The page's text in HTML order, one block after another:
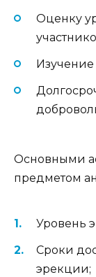
Оценку
Основными
предметом
Уровень
Сроки
эрекции;